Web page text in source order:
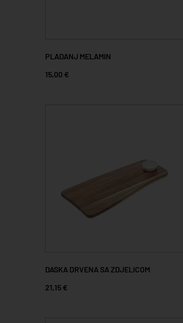
PLADANJ MELAMIN
15,00 €
DASKA DRVENA SA ZDJELICOM
21,15 €